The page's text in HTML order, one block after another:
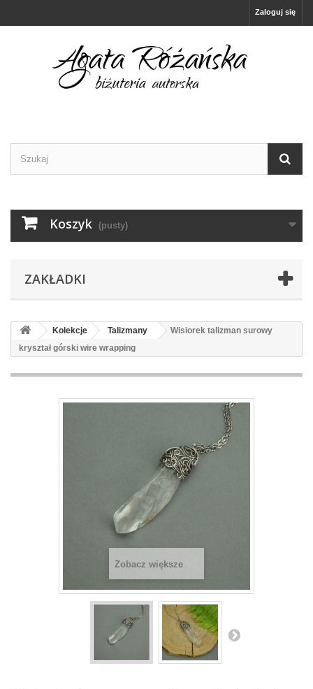
Zaloguj się
Koszyk (pusty)
ZAKŁADKI
Kolekcje Talizmany
Wisiorek talizman surowy
kryształ górski wire wrapping
Zobacz większe